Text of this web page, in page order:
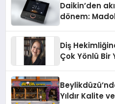
Daikin’den
dönem:
Diş
Çok Yönlü Bir
Yıldır Kalite